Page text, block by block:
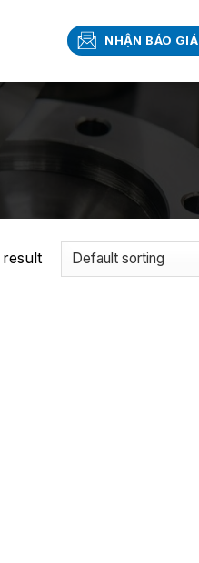
NHẬN BÁO GIÁ